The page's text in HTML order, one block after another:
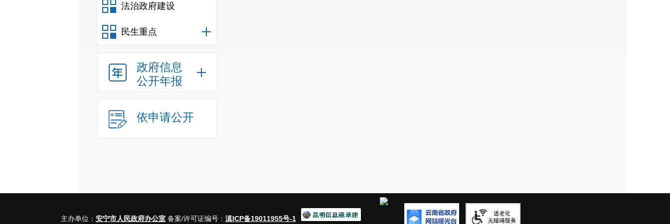
法治政府建设
民生重点
政府信息
公开年报
依申请公开
主办单位： 安宁市人民政府办公室 备案/许可证编号： 滇ICP备19011955号-1